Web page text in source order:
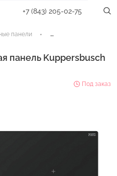
+7 (843) 205-02-75
панели Индукционные панели
панель Kuppersbusch
Под заказ